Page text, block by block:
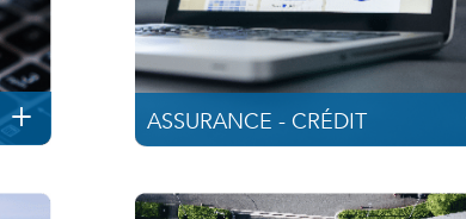
ASSURANCE - CRÉDIT